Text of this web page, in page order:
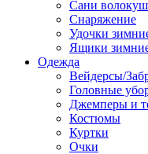
Сани
Снаряжение
Удочки
Ящики
Одежда
Вейдерсы/
Головные
Джемперы и
Костюмы
Куртки
Очки